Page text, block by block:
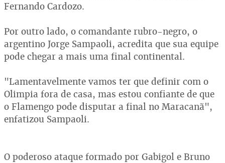
Fernando Cardozo.
Por outro lado, o comandante rubro-negro, o
argentino Jorge Sampaoli, acredita que sua equipe
pode chegar a mais uma final continental.
"Lamentavelmente vamos ter que definir com o
Olimpia fora de casa, mas estou confiante de que
o Flamengo pode disputar a final no Maracanã",
enfatizou Sampaoli.
O poderoso ataque formado por Gabigol e Bruno